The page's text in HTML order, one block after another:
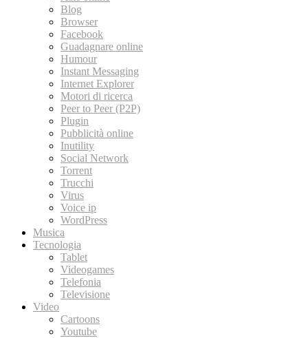
Blog
Browser
Facebook
Guadagnare online
Humour
Instant Messaging
Internet Explorer
Motori di ricerca
Peer to Peer (P2P)
Plugin
Pubblicità online
Inutility
Social Network
Torrent
Trucchi
Virus
Voice ip
WordPress
Musica
Tecnologia
Tablet
Videogames
Telefonia
Televisione
Video
Cartoons
Youtube